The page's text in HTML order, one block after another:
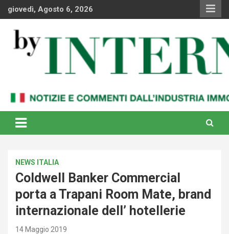
Skipgiovedì, Agosto 6, 2026
By Internews
internazionale
NEWS ITALIA
Coldwell Banker Commercial
porta a Trapani Room Mate, brand
internazionale dell’ hotellerie
14 Maggio 2019